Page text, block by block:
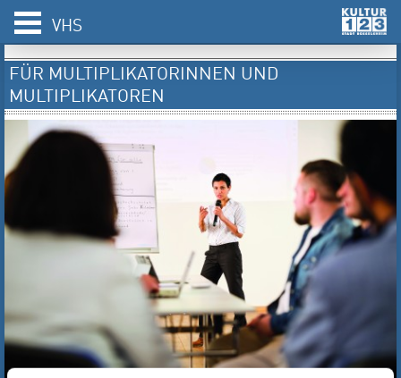
VHS
FÜR MULTIPLIKATORINNEN UND
MULTIPLIKATOREN